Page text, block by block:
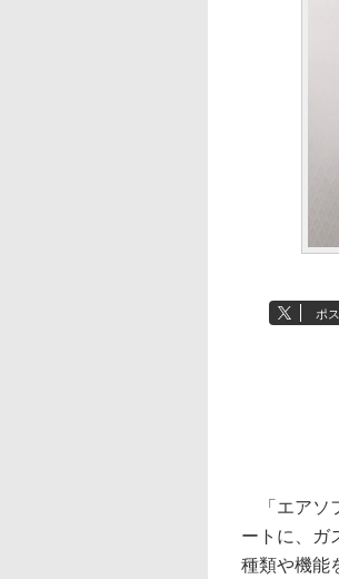
ポ
「エアソ
ートに、ガ
種類や機能